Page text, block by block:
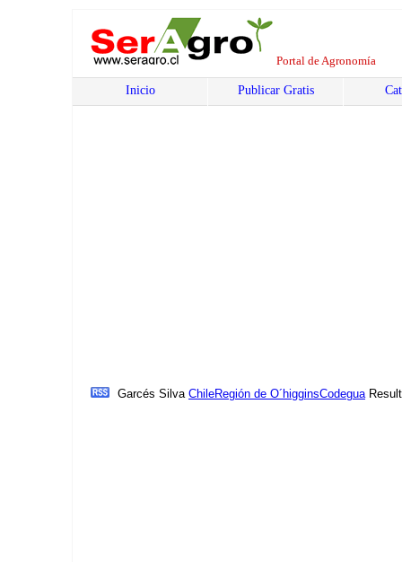
Portal de Agronomía
Inicio Publicar Gratis
Garcés Silva ChileRegión de O´higginsCodegua